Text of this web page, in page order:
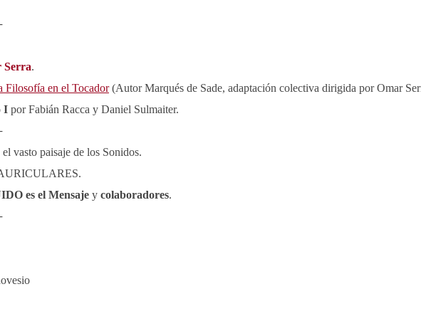
Serra.
Filosofía en el Tocador(Autor Marqués de Sade, adaptación colectiva dirigida por Omar
I por Fabián Racca y Daniel Sulmaiter.
vasto paisaje de los Sonidos.
es el Mensaje y colaboradores.